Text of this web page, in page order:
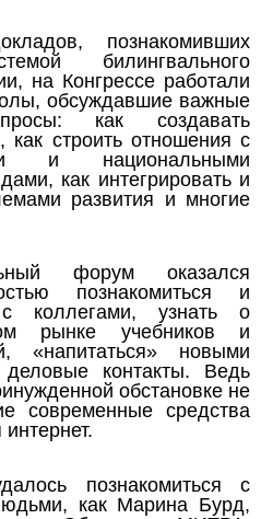
познакомивших
билингвального
на Конгрессе работали
обсуждавшие важные
как создавать
как строить отношения с
и национальными
как интегрировать и
развития и многие
форум оказался
познакомиться и
коллегами, узнать о
рынке учебников и
«напитаться» новыми
контакты. Ведь
обстановке не
современные средства
познакомиться с
как Марина Бурд,